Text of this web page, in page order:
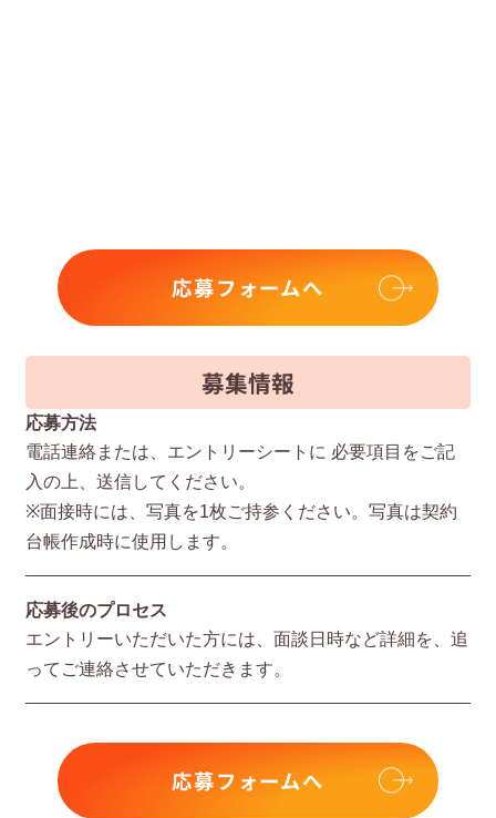
応募フォームへ
募集情報
応募方法
電話連絡または、エントリーシートに 必要項⽬をご記
⼊の上、送信してください。
※⾯接時には、写真を1枚ご持参ください。写真は契約
台帳作成時に使⽤します。
応募後のプロセス
エントリーいただいた⽅には、⾯談⽇時など詳細を、追
ってご連絡させていただきます。
応募フォームへ